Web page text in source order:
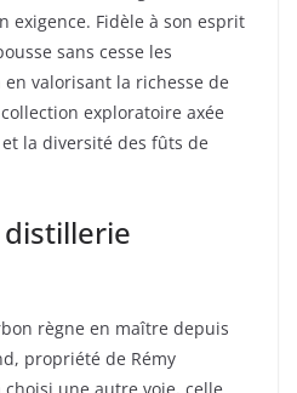
exigence. Fidèle à son esprit
sans cesse les
valorisant la richesse de
exploratoire axée
la diversité des fûts de
règne en maître depuis
propriété de Rémy